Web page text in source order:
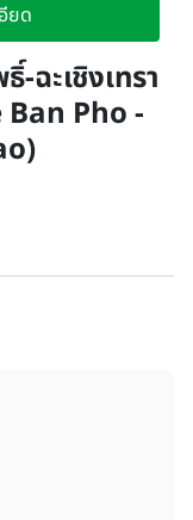
ยด
-ฉะเชิงเทรา
Pho -